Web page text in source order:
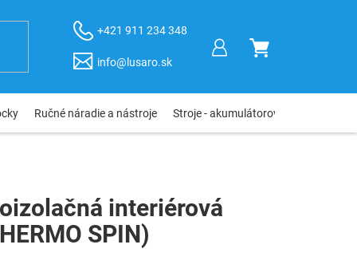
+421 911 234 348
info@lusaro.sk
NÁKUPNÝ
Ručné náradie a nástroje Stroje - akumulátorové, elektro,
interiérová
SPIN)